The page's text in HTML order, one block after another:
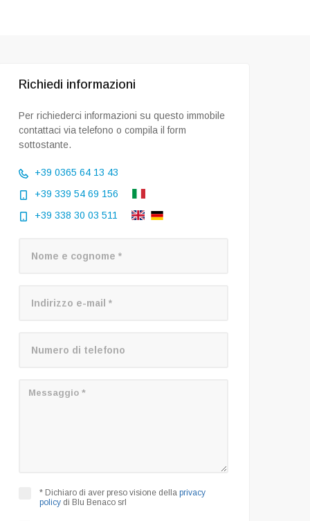
Richiedi informazioni
Per richiederci informazioni su questo immobile
contattaci via telefono o compila il form
sottostante.
+39 0365 64 13 43
+39 339 54 69 156
+39 338 30 03 511
* Dichiaro di aver preso visione della privacy
policy di Blu Benaco srl